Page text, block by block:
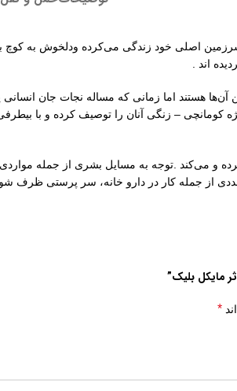
اصلی خود زندگی می‌کرده ودلخوش به کوچ
اند .
آن‌ها هستند اما زمانی که مساله نجات جان
– زنگی آنان را توصیف کرده و با
و می‌کند .توجه به مسایل بشری از جمله
جمله کار در دارو خانه، سر پرستی ظرف شویی
مایکل بلیک”
*